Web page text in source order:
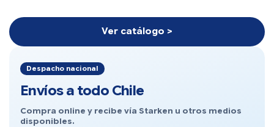
Ver catálogo >
Despacho nacional
Envíos a todo Chile
Compra online y recibe vía Starken u otros medios
disponibles.